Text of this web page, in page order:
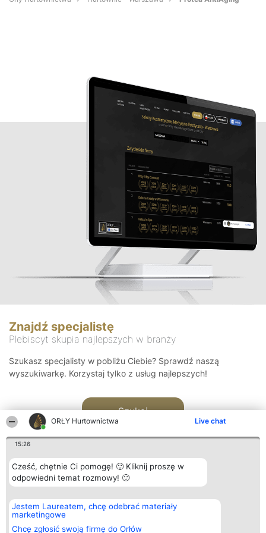
ORŁY Hurtownictwa Live chat
15:26
Cześć, chętnie Ci pomogę! 🙂 Kliknij proszę w
odpowiedni temat rozmowy! 🙂
Jestem Laureatem, chcę odebrać materiały
marketingowe
Chcę zgłosić swoją firmę do Orłów
Znajdź specjalistę
Plebiscyt skupia najlepszych w branży
Szukasz specjalisty w pobliżu Ciebie? Sprawdź naszą
wyszukiwarkę. Korzystaj tylko z usług najlepszych!
Szukaj
Organizator plebiscytu
Bright Side Solutions sp. z o.
o. sp. k.
ul. Ruska 22
Plebiscyt
Laureaci
wszystkich
Kontakt
Kontakt